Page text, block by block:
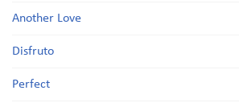
Another Love
Disfruto
Perfect